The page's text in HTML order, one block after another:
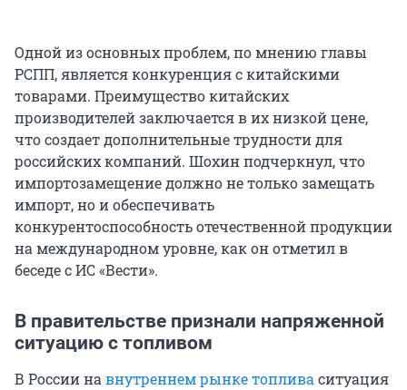
Одной из основных проблем, по мнению главы
РСПП, является конкуренция с китайскими
товарами. Преимущество китайских
производителей заключается в их низкой цене,
что создает дополнительные трудности для
российских компаний. Шохин подчеркнул, что
импортозамещение должно не только замещать
импорт, но и обеспечивать
конкурентоспособность отечественной продукции
на международном уровне, как он отметил в
беседе с ИС «Вести».
В правительстве признали напряженной
ситуацию с топливом
В России навнутреннем рынке топливаситуация